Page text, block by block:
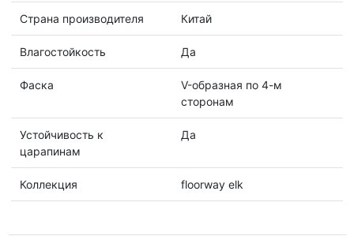
Страна производителя Китай
Влагостойкость Да
Фаска
V-образная по 4-м
сторонам
Устойчивость к
царапинам
Да
Коллекция floorway elk